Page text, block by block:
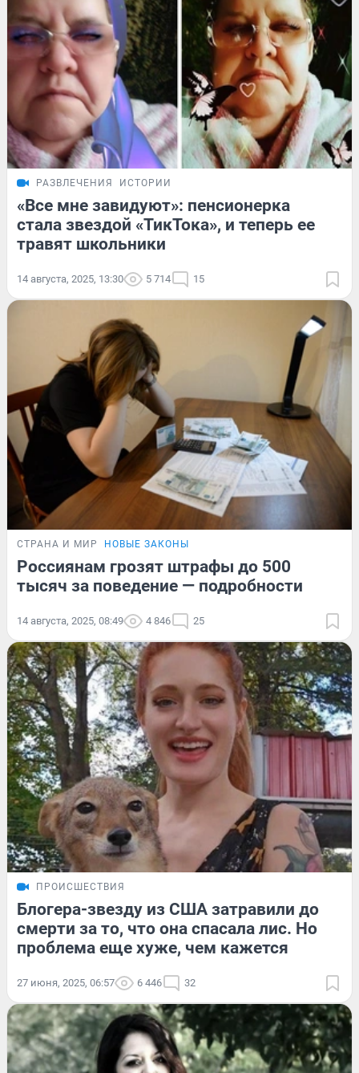
РАЗВЛЕЧЕНИЯ ИСТОРИИ
«Все мне завидуют»: пенсионерка
стала звездой «ТикТока», и теперь ее
травят школьники
14 августа, 2025, 13:30 5 714 15
СТРАНА И МИР НОВЫЕ ЗАКОНЫ
Россиянам грозят штрафы до 500
тысяч за поведение — подробности
14 августа, 2025, 08:49 4 846 25
ПРОИСШЕСТВИЯ
Блогера-звезду из США затравили до
смерти за то, что она спасала лис. Но
проблема еще хуже, чем кажется
27 июня, 2025, 06:57 6 446 32